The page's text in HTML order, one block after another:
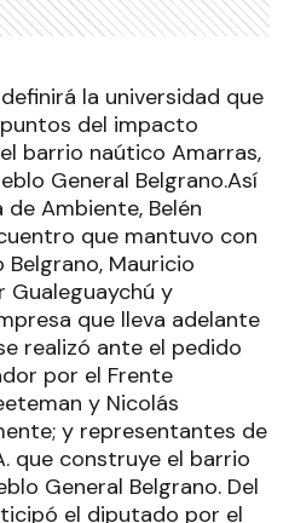
la universidad que
del impacto
barrio naútico Amarras,
General Belgrano.Así
Ambiente, Belén
que mantuvo con
Mauricio
Gualeguaychú y
que lleva adelante
realizó ante el pedido
por el Frente
y Nicolás
y representantes de
que construye el barrio
General Belgrano. Del
el diputado por el